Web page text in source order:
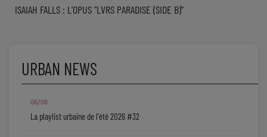
5 bonnes raisons
Dans la Street
C quoi ton Actu ?
ISAIAH FALLS : L'OPUS "LVRS PARADISE (SIDE B)"
URBAN NEWS
06/08
La playlist urbaine de l'été 2026 #32